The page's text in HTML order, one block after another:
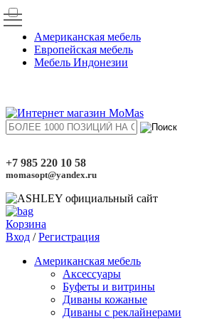
Американская мебель
Европейская мебель
Мебель Индонезии
+7 985 220 10 58
momasopt@yandex.ru
Корзина
Вход /Регистрация
Американская мебель
Аксессуары
Буфеты и витрины
Диваны кожаные
Диваны с реклайнерами